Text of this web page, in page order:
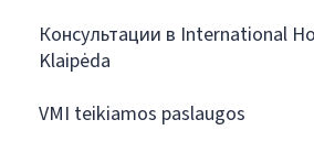
Консультации в International
Klaipėda
VMI teikiamos paslaugos